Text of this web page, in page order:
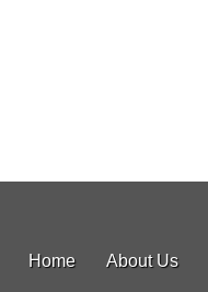
Home About Us